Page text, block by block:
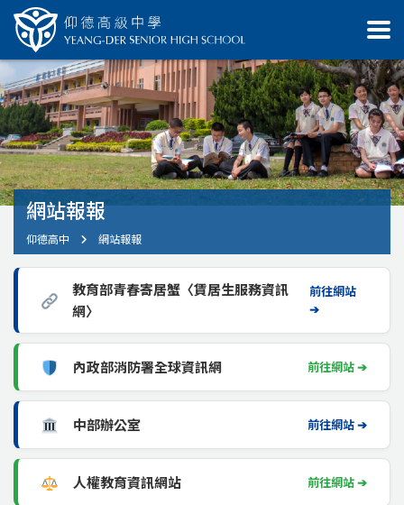
網站報報
仰德高中 網站報報
教育部青春寄居蟹〈賃居生服務資訊
網〉
前往網站
➔
內政部消防署全球資訊網 前往網站 ➔
中部辦公室 前往網站 ➔
人權教育資訊網站 前往網站 ➔